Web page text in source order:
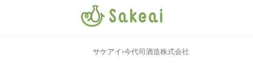
サケアイ ›今代司酒造株式会社